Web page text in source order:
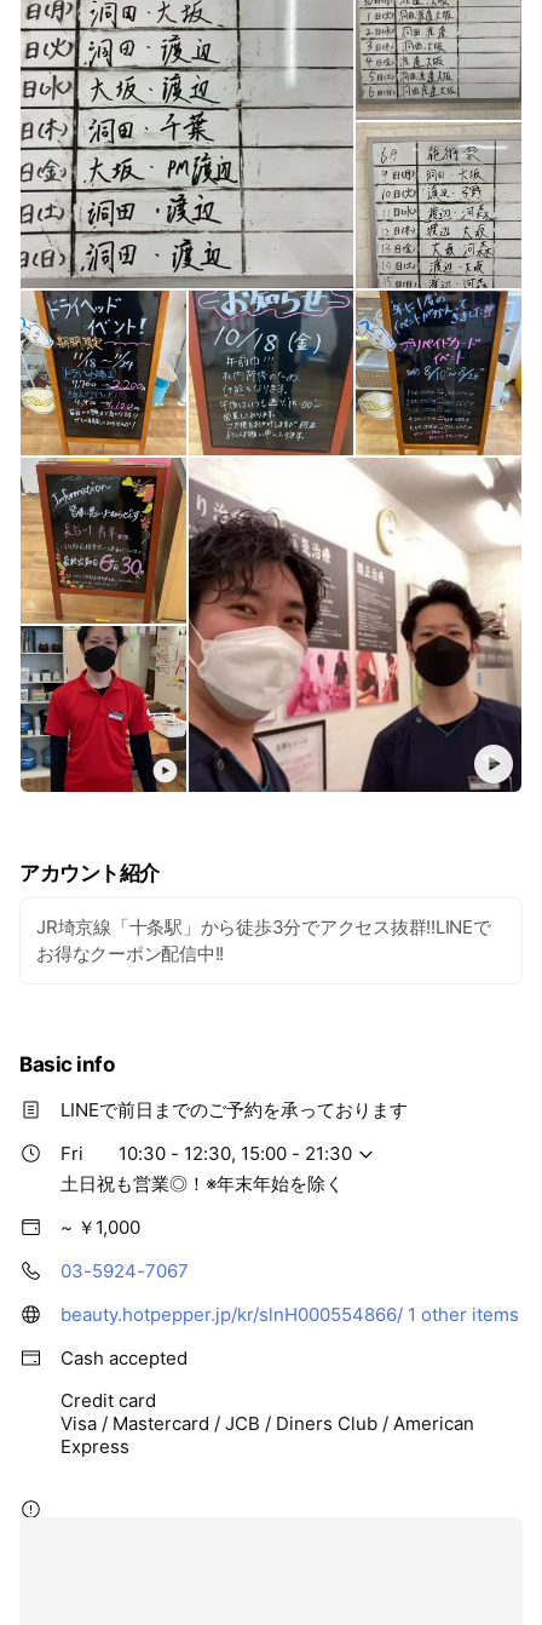
アカウント紹介
JR埼京線「十条駅」から徒歩3分でアクセス抜群!!LINEで
お得なクーポン配信中!!
Basic info
LINEで前日までのご予約を承っております
Fri
10:30 - 12:30, 15:00 - 21:30
土日祝も営業◎！※年末年始を除く
~ ￥1,000
03-5924-7067
beauty.hotpepper.jp/kr/slnH000554866/ 1 other items
Cash accepted
Credit card
Visa / Mastercard / JCB / Diners Club / American
Express